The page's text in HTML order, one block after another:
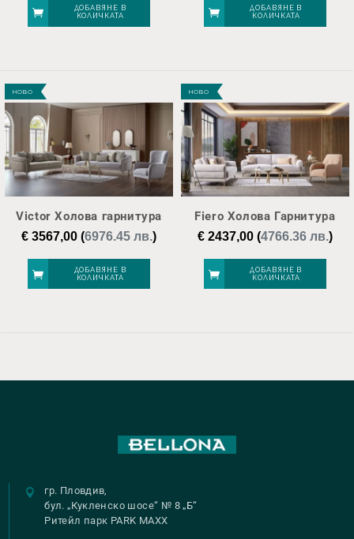
ДОБАВЯНЕ В
КОЛИЧКАТА
was:
€ 1877,00.
ДОБАВЯНЕ В
КОЛИЧКАТА
НОВО
Victor Холова гарнитура
€ 3567,00 (6976.45 лв.)
ДОБАВЯНЕ В
КОЛИЧКАТА
НОВО
Fiero Холова Гарнитура
€2437,00(4766.36 лв.)
ДОБАВЯНЕ В
КОЛИЧКАТА
гр. Пловдив,
бул. „Кукленско шосе“ № 8 „Б“
Ритейл парк PARK MAXX